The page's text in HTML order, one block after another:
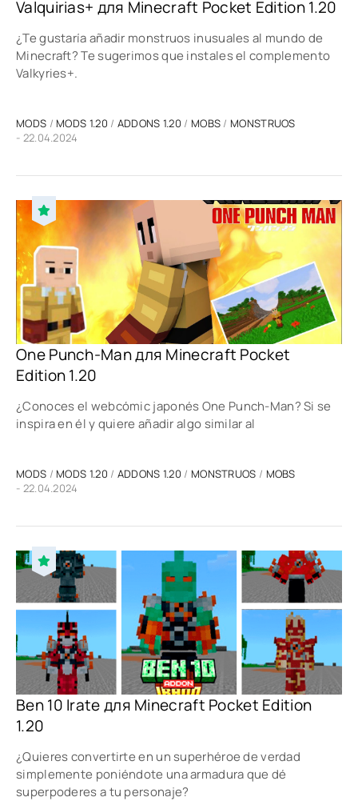
Valquirias+ для Minecraft Pocket Edition 1.20
¿Te gustaría añadir monstruos inusuales al mundo de
Minecraft? Te sugerimos que instales el complemento
Valkyries+.
MODS / MODS 1.20 / ADDONS 1.20 / MOBS / MONSTRUOS
- 22.04.2024
One Punch-Man для Minecraft Pocket
Edition 1.20
¿Conoces el webcómic japonés One Punch-Man? Si se
inspira en él y quiere añadir algo similar al
MODS / MODS 1.20 / ADDONS 1.20 / MONSTRUOS / MOBS
- 22.04.2024
Ben 10 Irate для Minecraft Pocket Edition
1.20
¿Quieres convertirte en un superhéroe de verdad
simplemente poniéndote una armadura que dé
superpoderes a tu personaje?